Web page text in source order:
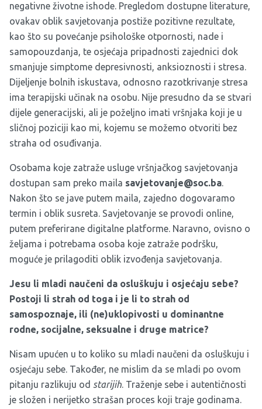
negativne životne ishode. Pregledom dostupne literature,
ovakav oblik savjetovanja postiže pozitivne rezultate,
kao što su povećanje psihološke otpornosti, nade i
samopouzdanja, te osjećaja pripadnosti zajednici dok
smanjuje simptome depresivnosti, anksioznosti i stresa.
Dijeljenje bolnih iskustava, odnosno razotkrivanje stresa
ima terapijski učinak na osobu. Nije presudno da se stvari
dijele generacijski, ali je poželjno imati vršnjaka koji je u
sličnoj poziciji kao mi, kojemu se možemo otvoriti bez
straha od osuđivanja.
Osobama koje zatraže usluge vršnjačkog savjetovanja
dostupan sam preko maila savjetovanje@soc.ba.
Nakon što se jave putem maila, zajedno dogovaramo
termin i oblik susreta. Savjetovanje se provodi online,
putem preferirane digitalne platforme. Naravno, ovisno o
željama i potrebama osoba koje zatraže podršku,
moguće je prilagoditi oblik izvođenja savjetovanja.
Jesu li mladi naučeni da osluškuju i osjećaju sebe?
Postoji li strah od toga i je li to strah od
samospoznaje, ili (ne)uklopivosti u dominantne
rodne, socijalne, seksualne i druge matrice?
Nisam upućen u to koliko su mladi naučeni da osluškuju i
osjećaju sebe. Također, ne mislim da se mladi po ovom
pitanju razlikuju od starijih. Traženje sebe i autentičnosti
je složen i nerijetko strašan proces koji traje godinama.